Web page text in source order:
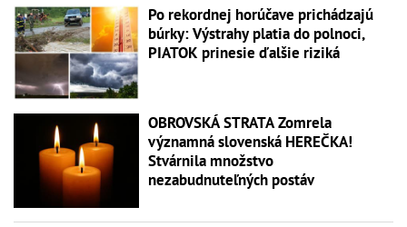
Po rekordnej horúčave prichádzajú
búrky: Výstrahy platia do polnoci,
PIATOK prinesie ďalšie riziká
OBROVSKÁ STRATA Zomrela
významná slovenská HEREČKA!
Stvárnila množstvo
nezabudnuteľných postáv